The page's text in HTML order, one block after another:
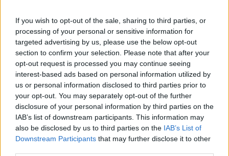
If you wish to opt-out of the sale, sharing to third parties, or
processing of your personal or sensitive information for
targeted advertising by us, please use the below opt-out
section to confirm your selection. Please note that after your
opt-out request is processed you may continue seeing
interest-based ads based on personal information utilized by
us or personal information disclosed to third parties prior to
your opt-out. You may separately opt-out of the further
disclosure of your personal information by third parties on the
IAB’s list of downstream participants. This information may
also be disclosed by us to third parties on the IAB’s List of
Downstream Participants that may further disclose it to other
LEGGI GLI ALTRI ARTICOLI DI
LAGO MAGGIORE